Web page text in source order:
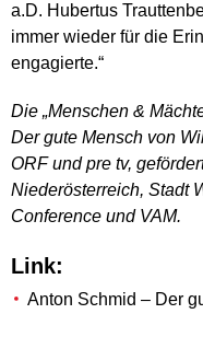
a.D. Hubertus
immer wieder für die
engagierte.“
Die „Menschen &
Der gute Mensch von
ORF und pre tv,
Niederösterreich, Stadt
Conference und VAM.
Link:
Anton Schmid – Der